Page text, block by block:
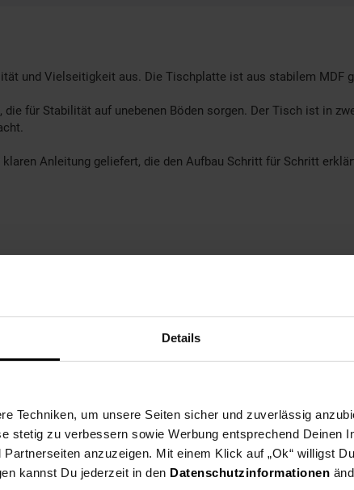
Details
Techniken, um unsere Seiten sicher und zuverlässig
stetig zu verbessern sowie Werbung entsprechend Deinen
anzuzeigen. Mit einem Klick auf „Ok“ willigst
kannst Du jederzeit in den Datenschutzinformationen
und Vielseitigkeit aus. Die Tischplatte ist aus stabilem MDF
für Stabilität auf unebenen Böden sorgen. Der Tisch ist in
Anleitung geliefert, die den Aufbau Schritt für Schritt